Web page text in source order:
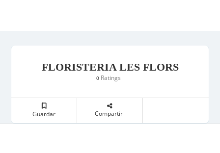
FLORISTERIA LES FLORS
0 Ratings
Guardar Compartir